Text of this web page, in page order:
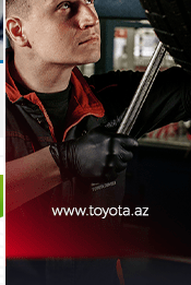
Ölümlə yadda qalan
təhlükəli ötmə -
şəraiti yaratdı-